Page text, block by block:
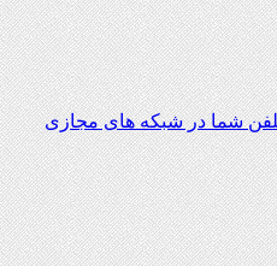
شما در شبکه های مجازی